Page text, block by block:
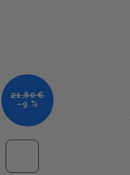
21,60 €
–9 %